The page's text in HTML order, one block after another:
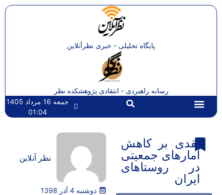
پایگاه تحلیلی - خبری نظرآنلاین
رسانه راهبردی - انتقادی پژوهشکده نظر
جمعه 16 مرداد 1405
01:04
نقدی بر کاهش
آمارهای جمعیتی
در روستاهای
ایران
نظر آنلاین
دوشنبه 4 آذر 1398